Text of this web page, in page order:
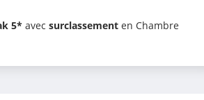
5* avec surclassement en Chambre